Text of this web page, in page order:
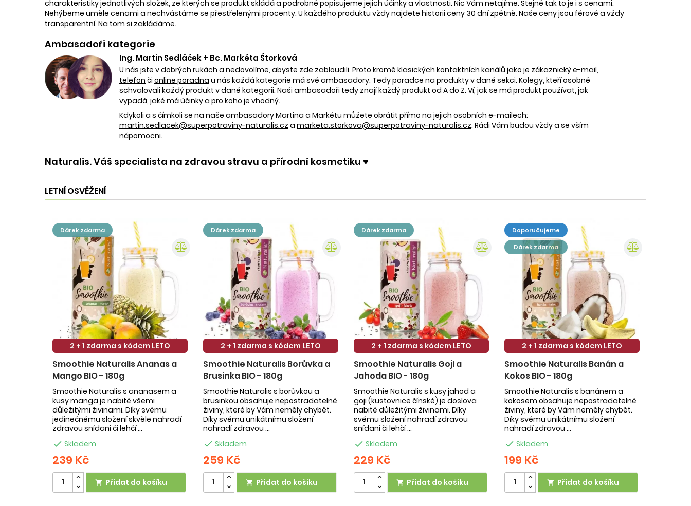
charakteristiky jednotlivých složek, ze kterých se produkt skládá a podrobně popisujeme jejich účinky a vlastnosti. Nic Vám netajíme. Stejně tak to je i s cenami.
Nehýbeme uměle cenami a nechvástáme se přestřelenými procenty. U každého produktu vždy najdete historii ceny 30 dní zpětně. Naše ceny jsou férové a vždy
transparentní. Na tom si zakládáme.
Ambasadoři kategorie
Ing. Martin Sedláček + Bc. Markéta Štorková
U nás jste v dobrých rukách a nedovolíme, abyste zde zabloudili. Proto kromě klasických kontaktních kanálů jako je zákaznický e-mail,
telefon či online poradna u nás každá kategorie má své ambasadory. Tedy poradce na produkty v dané sekci. Kolegy, kteří osobně
schvalovali každý produkt v dané kategorii. Naši ambasadoři tedy znají každý produkt od A do Z. Ví, jak se má produkt používat, jak
vypadá, jaké má účinky a pro koho je vhodný.
Kdykoli a s čímkoli se na naše ambasadory Martina a Markétu můžete obrátit přímo na jejich osobních e-mailech:
martin.sedlacek@superpotraviny-naturalis.cz a marketa.storkova@superpotraviny-naturalis.cz. Rádi Vám budou vždy a se vším
nápomocni.
Naturalis. Váš specialista na zdravou stravu a přírodní kosmetiku ♥️
LETNÍ OSVĚŽENÍ
dárek zdarma
2 + 1 zdarma s kódem LETO
Smoothie Naturalis Ananas a
Mango BIO - 180g
Smoothie Naturalis s ananasem a
kusy manga je nabité všemi
důležitými živinami. Díky svému
jedinečnému složení skvěle nahradí
zdravou snídani či lehčí ...
 Skladem
239 Kč
 Přidat do košíku
dárek zdarma
2 + 1 zdarma s kódem LETO
Smoothie Naturalis Borůvka a
Brusinka BIO - 180g
Smoothie Naturalis s borůvkou a
brusinkou obsahuje nepostradatelné
živiny, které by Vám neměly chybět.
Díky svému unikátnímu složení
nahradí zdravou ...
 Skladem
259 Kč
 Přidat do košíku
dárek zdarma
2 + 1 zdarma s kódem LETO
Smoothie Naturalis Goji a
Jahoda BIO - 180g
Smoothie Naturalis s kusy jahod a
goji (kustovnice čínské) je doslova
nabité důležitými živinami. Díky
svému složení nahradí zdravou
snídani či lehčí ...
 Skladem
229 Kč
 Přidat do košíku
doporučujeme
dárek zdarma
2 + 1 zdarma s kódem LETO
Smoothie Naturalis Banán a
Kokos BIO - 180g
Smoothie Naturalis s banánem a
kokosem obsahuje nepostradatelné
živiny, které by Vám neměly chybět.
Díky svému unikátnímu složení
nahradí zdravou ...
 Skladem
199 Kč
 Přidat do košíku